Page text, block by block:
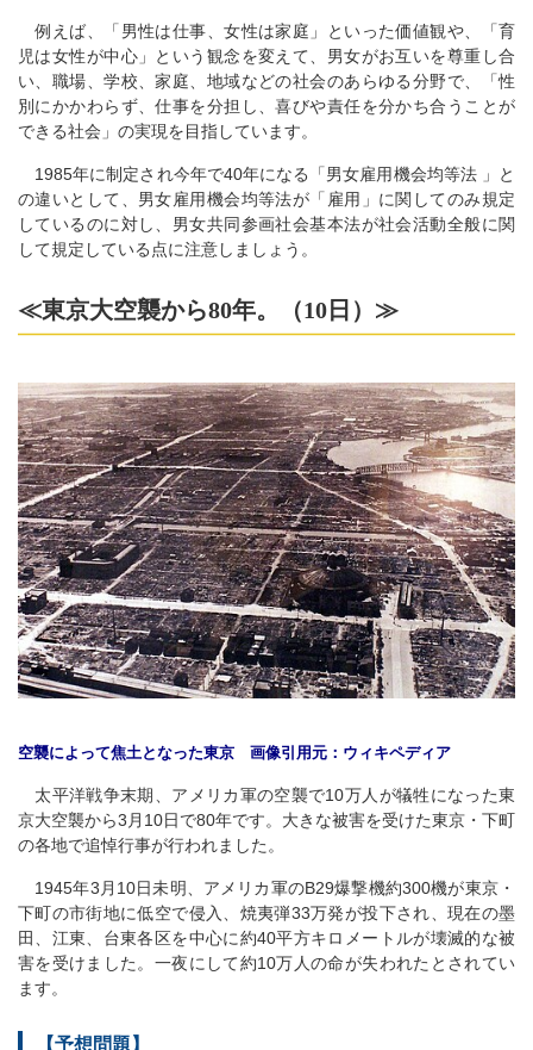
例えば、「男性は仕事、女性は家庭」といった価値観や、「育
児は女性が中心」という観念を変えて、男女がお互いを尊重し合
い、職場、学校、家庭、地域などの社会のあらゆる分野で、「性
別にかかわらず、仕事を分担し、喜びや責任を分かち合うことが
できる社会」の実現を目指しています。
1985年に制定され今年で40年になる「男女雇用機会均等法 」と
の違いとして、男女雇用機会均等法が「雇用」に関してのみ規定
しているのに対し、男女共同参画社会基本法が社会活動全般に関
して規定している点に注意しましょう。
≪東京大空襲から80年。（10日）≫
空襲によって焦土となった東京 画像引用元：ウィキペディア
太平洋戦争末期、アメリカ軍の空襲で10万人が犠牲になった東
京大空襲から3月10日で80年です。大きな被害を受けた東京・下町
の各地で追悼行事が行われました。
1945年3月10日未明、アメリカ軍のB29爆撃機約300機が東京・
下町の市街地に低空で侵入、焼夷弾33万発が投下され、現在の墨
田、江東、台東各区を中心に約40平方キロメートルが壊滅的な被
害を受けました。一夜にして約10万人の命が失われたとされてい
ます。
【予想問題】